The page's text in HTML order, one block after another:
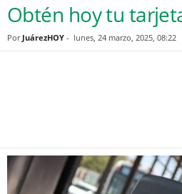
Obtén hoy tu
Por JuárezHOY - lunes, 24 marzo, 2025, 08:22